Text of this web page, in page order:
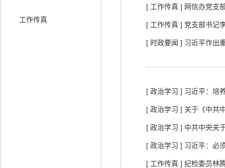
工作传真
[ 工作传真 ] 网信办党支
[ 工作传真 ] 党支部书记
[ 时政要闻 ] 习近平作出
[ 政治学习 ] 习近平：培
[ 政治学习 ] 关于《中共
[ 政治学习 ] 中共中央关
[ 政治学习 ] 习近平：必
[ 工作传真 ] 纪检委员林